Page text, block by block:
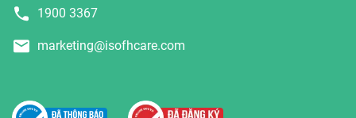
1900 3367
marketing@isofhcare.com